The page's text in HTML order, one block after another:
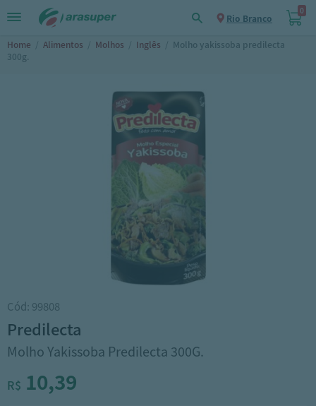
Rio Branco
0
Home / Alimentos / Molhos / Inglês / Molho yakissoba predilecta
300g.
Cód: 99808
predilecta
Molho Yakissoba Predilecta 300G.
R$ 10,39